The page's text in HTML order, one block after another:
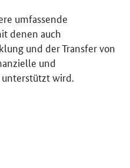
umfassende
denen auch
und der Transfer von
und
wird.